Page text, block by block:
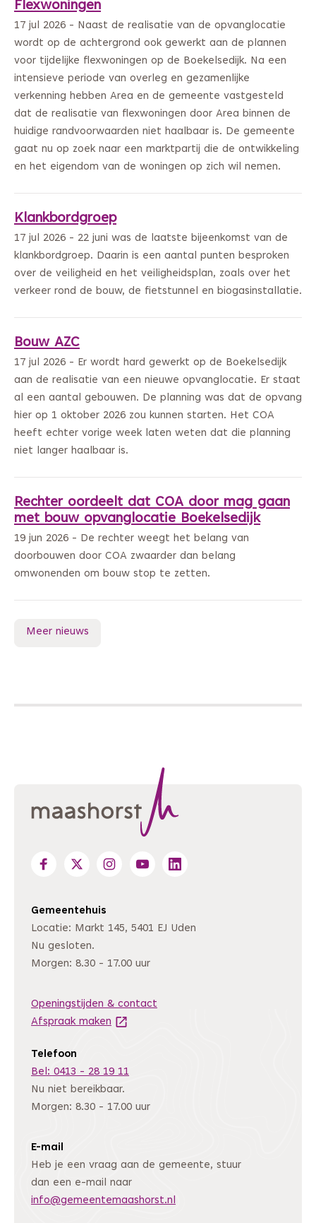
Flexwoningen
17 jul 2026 - Naast de realisatie van de opvanglocatie
wordt op de achtergrond ook gewerkt aan de plannen
voor tijdelijke flexwoningen op de Boekelsedijk. Na een
intensieve periode van overleg en gezamenlijke
verkenning hebben Area en de gemeente vastgesteld
dat de realisatie van flexwoningen door Area binnen de
huidige randvoorwaarden niet haalbaar is. De gemeente
gaat nu op zoek naar een marktpartij die de ontwikkeling
en het eigendom van de woningen op zich wil nemen.
Klankbordgroep
17 jul 2026 - 22 juni was de laatste bijeenkomst van de
klankbordgroep. Daarin is een aantal punten besproken
over de veiligheid en het veiligheidsplan, zoals over het
verkeer rond de bouw, de fietstunnel en biogasinstallatie.
Bouw AZC
17 jul 2026 - Er wordt hard gewerkt op de Boekelsedijk
aan de realisatie van een nieuwe opvanglocatie. Er staat
al een aantal gebouwen. De planning was dat de opvang
hier op 1 oktober 2026 zou kunnen starten. Het COA
heeft echter vorige week laten weten dat die planning
niet langer haalbaar is.
Rechter oordeelt dat COA door mag gaan
met bouw opvanglocatie Boekelsedijk
19 jun 2026 - De rechter weegt het belang van
doorbouwen door COA zwaarder dan belang
omwonenden om bouw stop te zetten.
Meer nieuws
Gemeentehuis
Locatie: Markt 145, 5401 EJ Uden
Nu gesloten.
Morgen: 8.30 - 17.00 uur
Openingstijden & contact
Afspraak maken (Deze link gaat naar een andere
Telefoon
Bel: 0413 - 28 19 11
Nu niet bereikbaar.
Morgen: 8.30 - 17.00 uur
E-mail
Heb je een vraag aan de gemeente, stuur
dan een e-mail naar
info@gemeentemaashorst.nl